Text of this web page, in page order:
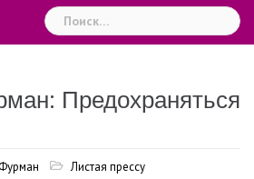
Найти:
Предохраняться
Листая прессу